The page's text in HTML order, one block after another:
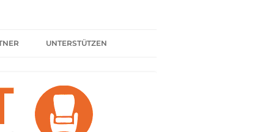
UNTERSTÜTZEN
SPENDEN
FÖRDERMITGLIED WERDEN